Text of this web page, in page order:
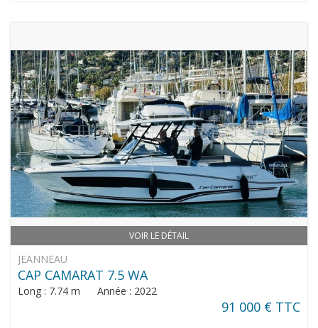
VOIR LE DÉTAIL
JEANNEAU
CAP CAMARAT 7.5 WA
Long : 7.74 m Année : 2022
91 000 € TTC